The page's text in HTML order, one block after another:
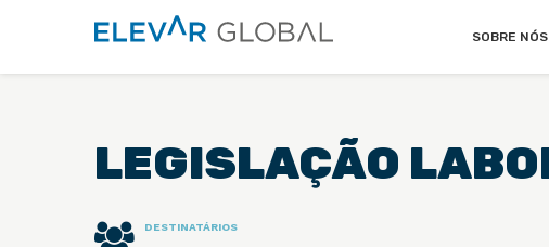
Elevar
Global
SOBRE NÓS
LEGISLAÇÃO
DESTINATÁRIOS